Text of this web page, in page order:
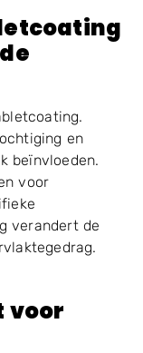
en
beïnvloeden.
voor
verandert de
voor